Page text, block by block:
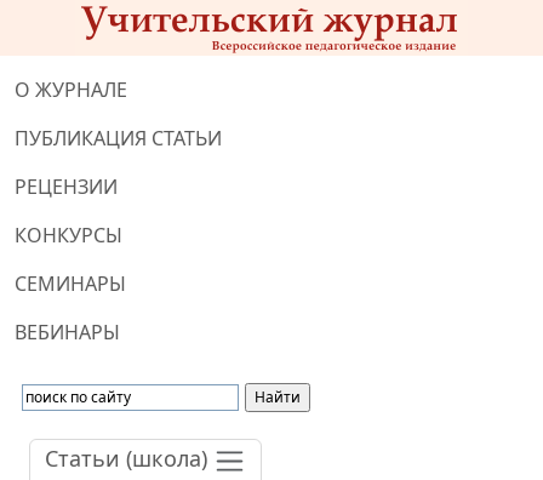
О ЖУРНАЛЕ
ПУБЛИКАЦИЯ СТАТЬИ
РЕЦЕНЗИИ
КОНКУРСЫ
СЕМИНАРЫ
ВЕБИНАРЫ
Статьи (школа)